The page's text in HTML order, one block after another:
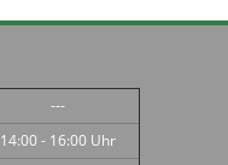
---
14:00 - 16:00 Uhr